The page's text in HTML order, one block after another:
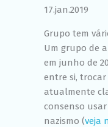
17.jan.2019
Grupo tem
Um grupo de
em junho de
entre si, trocar
atualmente
consenso
nazismo (veja